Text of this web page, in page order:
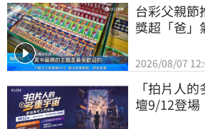
台彩父親節
獎超「爸」
2026/08/07
「拍片人
壇9/12登場